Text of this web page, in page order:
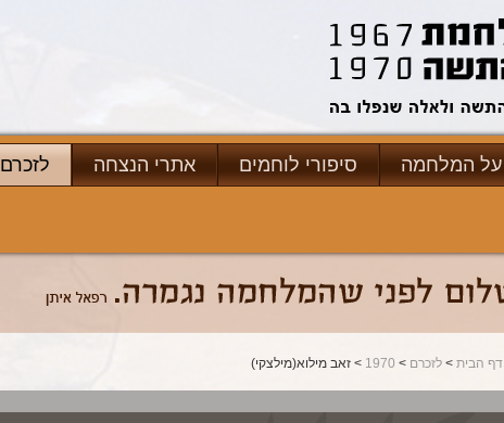
על המלחמה סיפורי לוחמים אתרי הנצחה לזכרם
דף הבית > לזכרם >
1970 > זאב מילוא(מילצקי)